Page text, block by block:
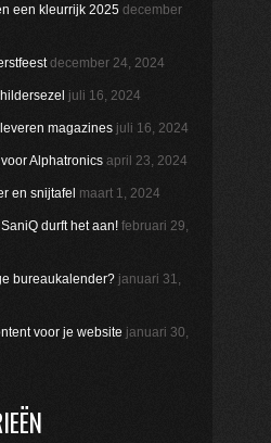
een kleurrijk 2025 december
december 24, 2024
juli 16, 2024
magazines juli 16, 2024
Alphatronics april 23, 2024
en snijtafel maart 1, 2024
durft het aan! februari 29,
bureaukalender? januari 31,
voor je website januari 30,